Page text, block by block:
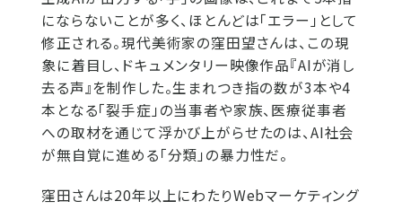
にならないことが多く、ほとんどは「エラー」として
修正される。現代美術家の窪田望さんは、この現
象に着目し、ドキュメンタリー映像作品『AIが消し
去る声』を制作した。生まれつき指の数が3本や4
本となる「裂手症」の当事者や家族、医療従事者
への取材を通じて浮かび上がらせたのは、AI社会
が無自覚に進める「分類」の暴力性だ。
窪田さんは20年以上にわたりWebマーケティング